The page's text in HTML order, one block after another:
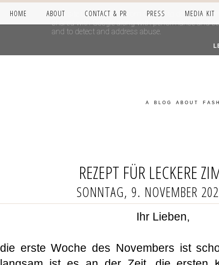
HOME ABOUT CONTACT & PR PRESS MEDIA KIT
A BLOG ABOUT
REZEPT FÜR LECKERE
SONNTAG, 9. NOVEMBER
Ihr Lieben,
die erste Woche des Novembers ist
This site uses cookies from Google to deliver its
shared with Google along with performance and
and to detect and address abuse.